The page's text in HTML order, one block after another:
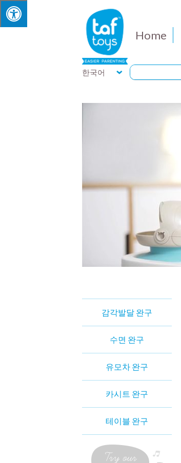
Home
한국어
감각발달 완구
수면 완구
유모차 완구
카시트 완구
테이블 완구